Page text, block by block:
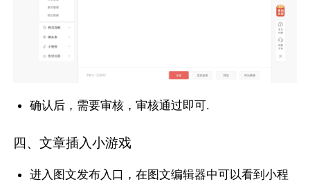
确认后，需要审核，审核通过即可.
四、文章插入小游戏
进入图文发布入口，在图文编辑器中可以看到小程